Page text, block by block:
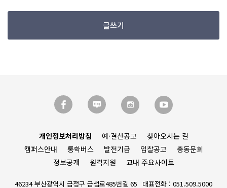
글쓰기
개인정보처리방침 예·결산공고
찾아오시는 길
캠퍼스안내
통학버스 발전기금 입찰공고
총동문회
정보공개
원격지원 교내 주요사이트
46234 부산광역시 금정구 금샘로485번길 65 대표전화 : 051.509.5000